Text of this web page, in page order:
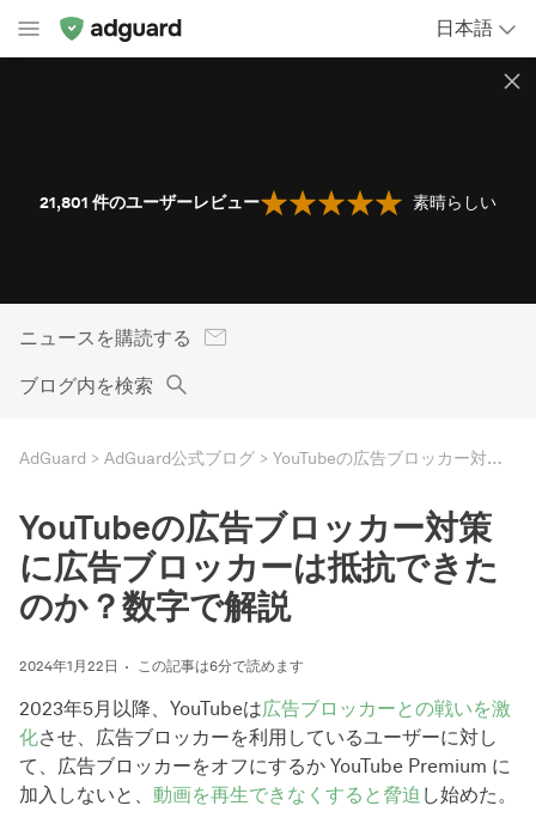
日本語
21,801 件のユーザーレビュー 素晴らしい
ニュースを購読する
ブログ内を検索
AdGuard AdGuard公式ブログ YouTubeの広告ブロッカー対策に広告ブロッカーは抵抗できたのか？数字で解説
YouTubeの広告ブロッカー対策
に広告ブロッカーは抵抗できた
のか？数字で解説
2024年1月22日 この記事は6分で読めます
2023年5月以降、YouTubeは広告ブロッカーとの戦いを激
化させ、広告ブロッカーを利用しているユーザーに対し
て、広告ブロッカーをオフにするか YouTube Premium に
加入しないと、 動画を再生できなくすると脅迫 し始めた。